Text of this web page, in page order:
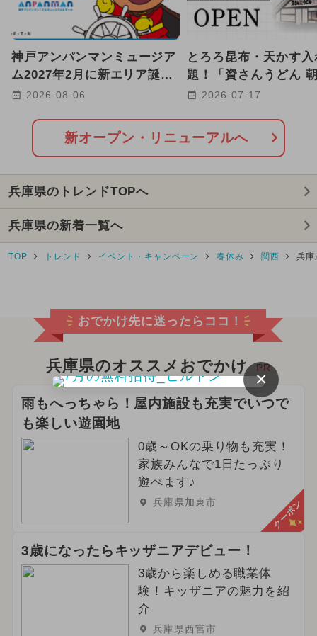
雨の日OK 2026年1月のイベント
2024年11月のイベント
2025年8月のイベント
2026年8月のイベント
2025年10月のイベント
2026年7月のイベント
2025年3月のイベント
2025年7月のイベント
2024年6月のイベント
2024年10月のイベント
2026年2月のイベント
2025年1月のイベント
2026年4月のイベント
2024年9月のイベント
2025年2月のイベント
2026年3月のイベント
2026年5月のイベント
2024年4月のイベント
神戸アンパンマンミュージア
ム2027年2月に新エリア誕生
へ 海と冒険がテーマ！
2026-08-06
とろろ昆布・天かす入
題！「資さんうどん
店」が明石市に2026
2026-07-17
新オープン・リニューアルへ
兵庫県のトレンドTOPへ
兵庫県の新着一覧へ
TOP トレンド イベント・キャンペーン 春休み 関西 兵庫
おでかけ先に迷ったらココ！
兵庫県のオススメおでかけ PR
雨もへっちゃら！屋内施設も充実でいつで
も楽しい遊園地
0歳～OKの乗り物も充実！
家族みんなで1日たっぷり
遊べます♪
兵庫県加東市 クーポン
3歳になったらキッザニアデビュー！
3歳から楽しめる職業体
験！キッザニアの魅力を紹
介
兵庫県西宮市
×